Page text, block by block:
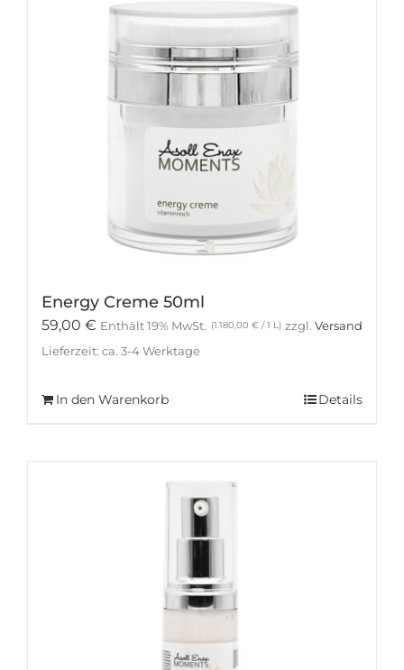
Energy Creme 50ml
59,00 € Enthält 19% MwSt. (1.180,00 € / 1 L) zzgl. Versand
Lieferzeit: ca. 3-4 Werktage
In den Warenkorb Details